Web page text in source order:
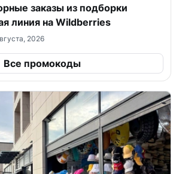
заказы из подборки
линия на Wildberries
2026
Все промокоды